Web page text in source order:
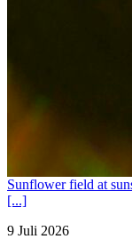
Sunflower field at
[...]
9 Juli 2026